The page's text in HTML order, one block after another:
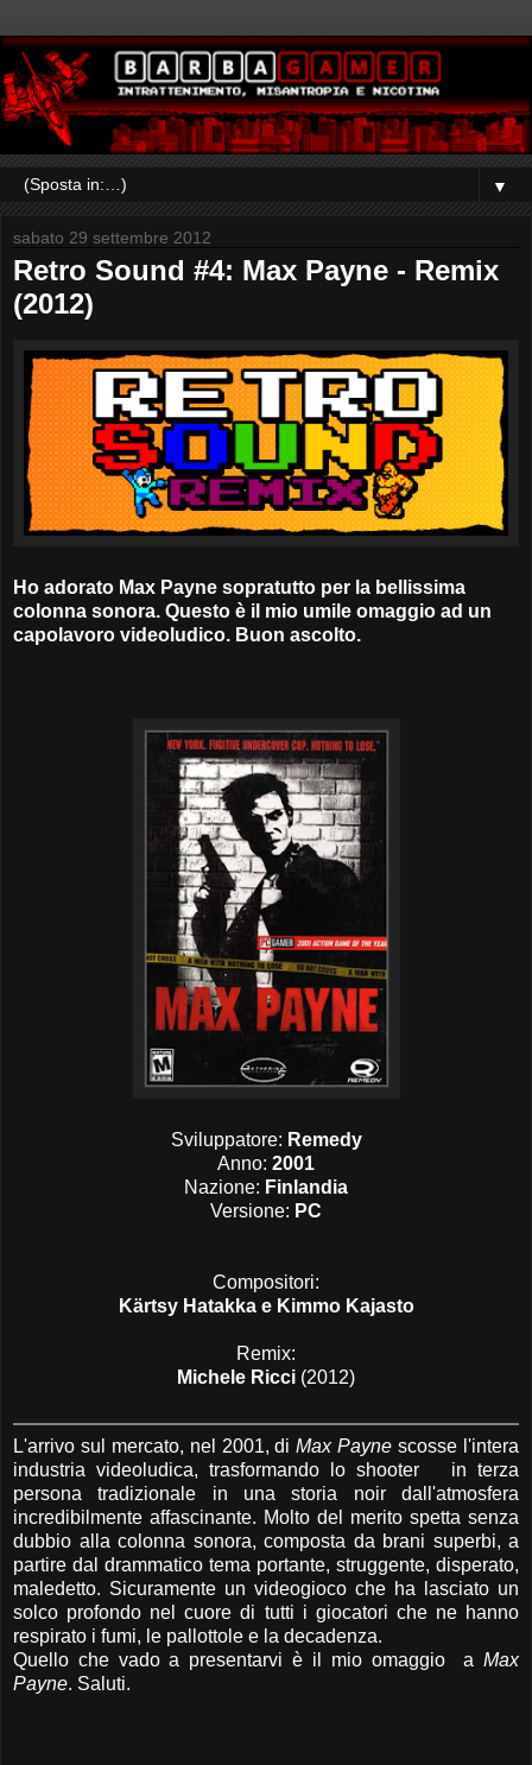
▼
sabato 29 settembre 2012
Retro Sound #4: Max Payne - Remix
(2012)
Ho adorato Max Payne sopratutto per la bellissima
colonna sonora. Questo è il mio umile omaggio ad un
capolavoro videoludico. Buon ascolto.
Sviluppatore: Remedy
Anno: 2001
Nazione: Finlandia
Versione: PC
Compositori:
Kärtsy Hatakka e Kimmo Kajasto
Remix:
Michele Ricci (2012)
L'arrivo sul mercato, nel 2001, diMax Payne scosse l'intera
industria videoludica, trasformando lo shooter in terza
persona tradizionale in una storia noir dall'atmosfera
incredibilmente affascinante. Molto del merito spetta senza
dubbio alla colonna sonora, composta da brani superbi, a
partire dal drammatico tema portante, struggente, disperato,
maledetto. Sicuramente un videogioco che ha lasciato un
solco profondo nel cuore di tutti i giocatori che ne hanno
respirato i fumi, le pallottole e la decadenza.
Quello che vado a presentarvi è il mio omaggio a Max
Payne. Saluti.